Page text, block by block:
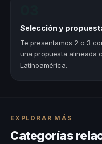
Selección y
Te presentamos 2 o 3
una propuesta alineada
Latinoamérica.
EXPLORAR MÁS
Categorías